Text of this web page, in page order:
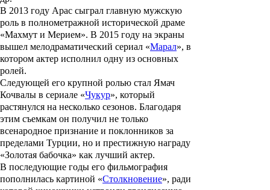
В 2013 году Арас сыграл главную мужскую
роль в полнометражной исторической драме
«Махмут и Мерием». В 2015 году на экраны
вышел мелодраматический сериал «Марал», в
котором актер исполнил одну из основных
ролей.
Следующей его крупной ролью стал Ямач
Кочвалы в сериале «Чукур», который
растянулся на несколько сезонов. Благодаря
этим съемкам он получил не только
всенародное признание и поклонников за
пределами Турции, но и престижную награду
«Золотая бабочка» как лучший актер.
В последующие годы его фильмография
пополнилась картиной «Столкновение», ради